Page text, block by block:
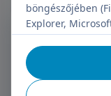
Hírlevélre
Név
E-mail cím
böngészőjében
Explorer,